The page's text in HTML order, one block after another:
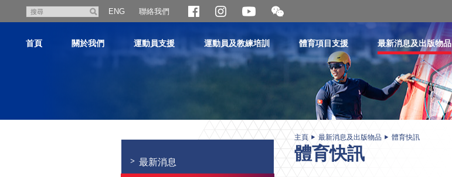
尋
ENG 聯絡我們
開
合
二
維
首頁 關於我們 運動員支援 運動員及教練培訓 體育項目支援 最新消息及出版物品
最新消息
主頁 最新消息及出版物品 體育快訊
體育快訊